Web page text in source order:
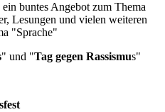
ein buntes Angebot zum Thema
Lesungen und vielen weiteren
"Sprache"
" und "Tag gegen Rassismus"